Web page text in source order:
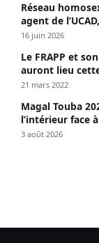
Réseau
agent de
propagé le VIH
16 juin 2026
Le FRAPP et
auront lieu
21 mars 2022
Magal Touba
l’intérieur face
3 août 2026